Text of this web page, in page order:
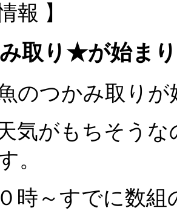
報 】
取り★が始ま
のつかみ取り
気がもちそう
。
時～すでに数